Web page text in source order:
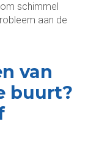
schimmel
aan de
van
buurt?